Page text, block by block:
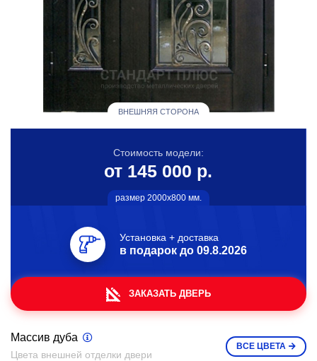
ВНЕШНЯЯ СТОРОНА
Стоимость модели:
от 145 000 р.
размер 2000х800 мм.
Установка + доставка
в подарок до 09.8.2026
ЗАКАЗАТЬ ДВЕРЬ
Массив дуба
Цвета внешней отделки двери
ВСЕ ЦВЕТА